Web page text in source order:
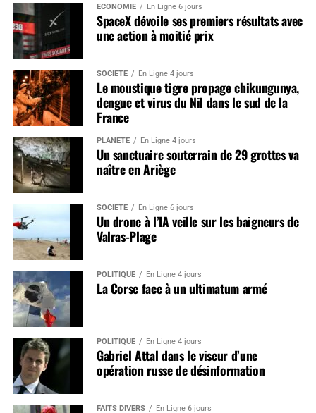
ÉCONOMIE En Ligne 6 jours
SpaceX dévoile ses premiers résultats avec
une action à moitié prix
SOCIÉTÉ En Ligne 4 jours
Le moustique tigre propage chikungunya,
dengue et virus du Nil dans le sud de la
France
PLANÈTE En Ligne 4 jours
Un sanctuaire souterrain de 29 grottes va
naître en Ariège
SOCIÉTÉ En Ligne 6 jours
Un drone à l’IA veille sur les baigneurs de
Valras-Plage
POLITIQUE En Ligne 4 jours
La Corse face à un ultimatum armé
POLITIQUE En Ligne 4 jours
Gabriel Attal dans le viseur d’une
opération russe de désinformation
FAITS DIVERS En Ligne 6 jours